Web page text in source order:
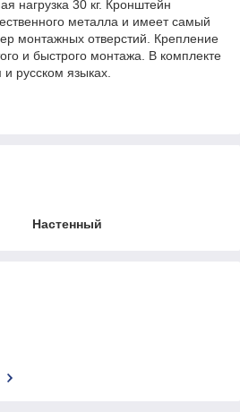
нагрузка 30 кг. Кронштейн
металла и имеет самый
монтажных отверстий. Крепление
и быстрого монтажа. В комплекте
и русском языках.
Настенный